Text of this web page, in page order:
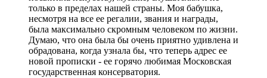
только в пределах нашей страны. Моя бабушка,
несмотря на все ее регалии, звания и награды,
была максимально скромным человеком по жизни.
Думаю, что она была бы очень приятно удивлена и
обрадована, когда узнала бы, что теперь адрес ее
новой прописки - ее горячо любимая Московская
государственная консерватория.